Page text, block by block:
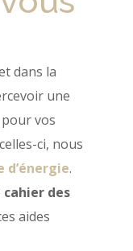
dans la
une
vos
ci, nous
d’énergie.
cahier des
aides